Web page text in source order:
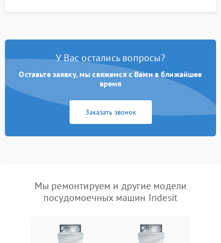
У Вас остались вопросы?
Оставьте заявку, мы свяжемся с Вами в ближайшее
время
Заказать звонок
Мы ремонтируем и другие модели
посудомоечных машин Indesit